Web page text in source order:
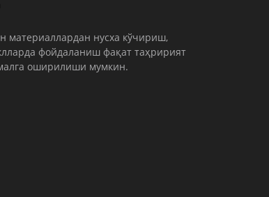
материаллардан нусха кўчириш,
фойдаланиш фақат таҳририят
оширилиши мумкин.